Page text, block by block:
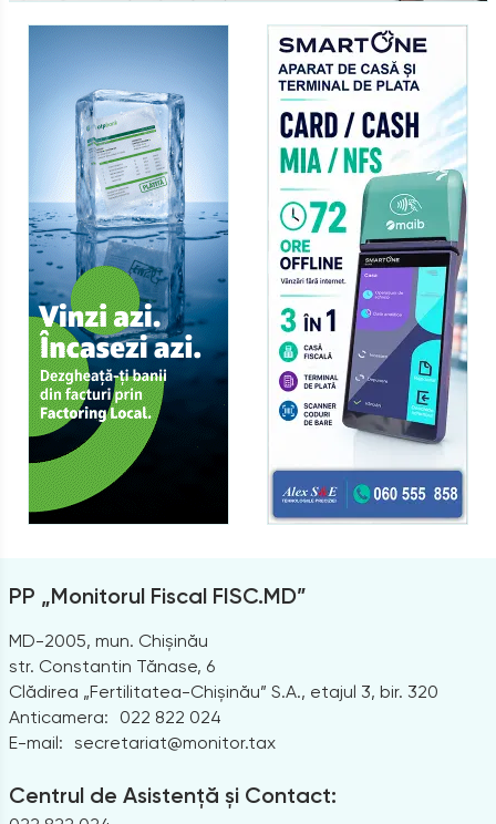
PP „Monitorul Fiscal FISC.MD”
MD-2005, mun. Chișinău
str. Constantin Tănase, 6
Clădirea „Fertilitatea-Chișinău” S.A., etajul 3, bir. 320
Anticamera:
022 822 024
E-mail: secretariat@monitor.tax
Centrul de Asistență și Contact: